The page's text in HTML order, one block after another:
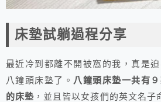
床墊試躺過程分享
最近冷到都離不開被窩的我，真是
八鐘頭床墊了。 八鐘頭床墊一共有
的床墊 ，並且皆以女孩們的英文名子